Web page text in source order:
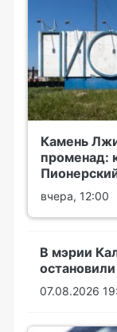
Камень
променад:
вчера, 12:00
В мэрии
07.08.2026